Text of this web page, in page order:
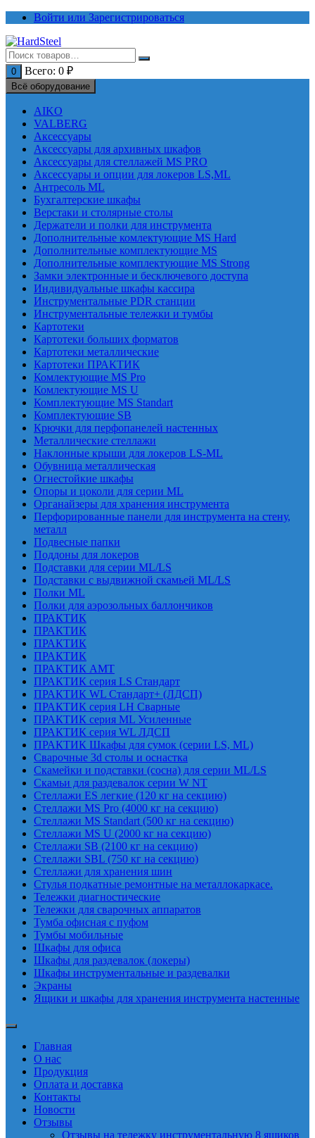
Перейти
содержимому
Войти или Зарегистрироваться
0 Всего: 0 ₽
Всё оборудование
AIKO
VALBERG
Аксессуары
Аксессуары для архивных шкафов
Аксессуары для стеллажей MS PRO
Аксессуары и опции для локеров LS,ML
Антресоль ML
Бухгалтерские шкафы
Верстаки и столярные столы
Держатели и полки для инструмента
Дополнительные комлектующие MS Hard
Дополнительные комплектующие MS
Дополнительные комплектующие MS Strong
Замки электронные и бесключевого доступа
Индивидуальные шкафы кассира
Инструментальные PDR станции
Инструментальные тележки и тумбы
Картотеки
Картотеки больших форматов
Картотеки металлические
Картотеки ПРАКТИК
Комлектующие MS Pro
Комлектующие MS U
Комплектующие MS Standart
Комплектующие SB
Крючки для перфопанелей настенных
Металлические стеллажи
Наклонные крыши для локеров LS-ML
Обувница металлическая
Огнестойкие шкафы
Опоры и цоколи для серии ML
Органайзеры для хранения инструмента
Перфорированные панели для инструмента на стену,
металл
Подвесные папки
Поддоны для локеров
Подставки для серии ML/LS
Подставки с выдвижной скамьей ML/LS
Полки ML
Полки для аэрозольных баллончиков
ПРАКТИК
ПРАКТИК
ПРАКТИК
ПРАКТИК
ПРАКТИК AMT
ПРАКТИК cерия LS Стандарт
ПРАКТИК WL Стандарт+ (ЛДСП)
ПРАКТИК серия LH Сварные
ПРАКТИК серия ML Усиленные
ПРАКТИК серия WL ЛДСП
ПРАКТИК Шкафы для сумок (серии LS, ML)
Сварочные 3d столы и оснастка
Скамейки и подставки (сосна) для серии ML/LS
Скамьи для раздевалок серии W NT
Стеллажи ES легкие (120 кг на секцию)
Стеллажи MS Pro (4000 кг на секцию)
Стеллажи MS Standart (500 кг на секцию)
Стеллажи MS U (2000 кг на секцию)
Стеллажи SB (2100 кг на секцию)
Стеллажи SBL (750 кг на секцию)
Стеллажи для хранения шин
Стулья подкатные ремонтные на металлокаркасе.
Тележки диагностические
Тележки для сварочных аппаратов
Тумба офисная с пуфом
Тумбы мобильные
Шкафы для офиса
Шкафы для раздевалок (локеры)
Шкафы инструментальные и раздевалки
Экраны
Ящики и шкафы для хранения инструмента настенные
Главная
О нас
Продукция
Оплата и доставка
Контакты
Новости
Отзывы
Отзывы на тележку инструментальную 8 ящиков